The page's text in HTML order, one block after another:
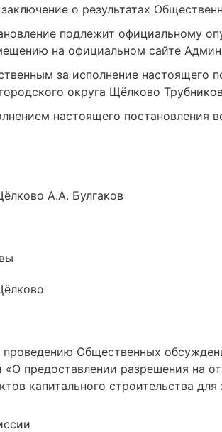
о результатах
подлежит официальному
на официальном сайте
за исполнение настоящего
округа Щёлково
настоящего постановления
А.А. Булгаков
Общественных
предоставлении разрешения на
капитального строительства